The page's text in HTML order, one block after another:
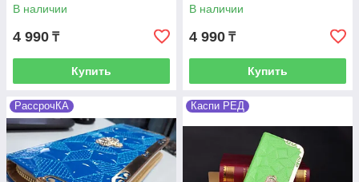
В наличии
4 990 ₸
Купить
В наличии
4 990 ₸
Купить
РассрочКА Каспи РЕД